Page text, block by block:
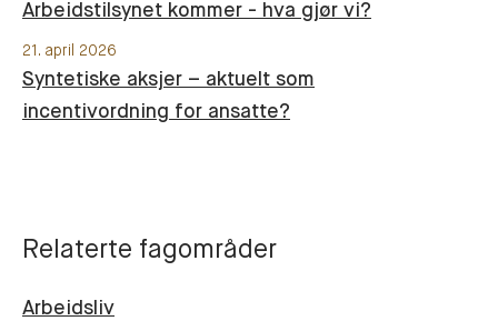
Arbeidstilsynet kommer - hva gjør vi?
21. april 2026
Syntetiske aksjer – aktuelt som
incentivordning for ansatte?
Relaterte fagområder
Arbeidsliv